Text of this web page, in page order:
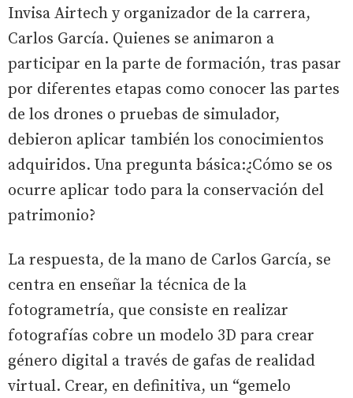
Invisa Airtech y organizador de la carrera,
Carlos García. Quienes se animaron a
participar en la parte de formación, tras pasar
por diferentes etapas como conocer las partes
de los drones o pruebas de simulador,
debieron aplicar también los conocimientos
adquiridos. Una pregunta básica:¿Cómo se os
ocurre aplicar todo para la conservación del
patrimonio?
La respuesta, de la mano de Carlos García, se
centra en enseñar la técnica de la
fotogrametría, que consiste en realizar
fotografías cobre un modelo 3D para crear
género digital a través de gafas de realidad
virtual. Crear, en definitiva, un “gemelo